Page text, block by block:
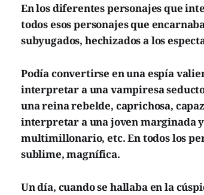
En los diferentes personajes que
todos esos personajes que
subyugados, hechizados a los
Podía convertirse en una espía
interpretar a una vampiresa
una reina rebelde, caprichosa,
interpretar a una joven marginada
multimillonario, etc. En todos los
sublime, magnífica.
Un día, cuando se hallaba en la